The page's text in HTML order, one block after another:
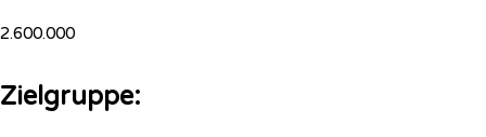
2.600.000
Zielgruppe: